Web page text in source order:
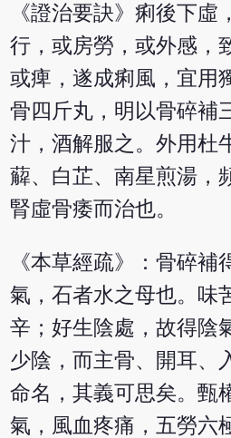
《證治要訣》痢後下虛
行，或房勞，或外感，
或痺，遂成痢風，宜用
骨四斤丸，明以骨碎補
汁，酒解服之。外用杜
薢、白芷、南星煎湯，
腎虛骨痿而治也。
《本草經疏》：骨碎補
氣，石者水之母也。味
辛；好生陰處，故得陰
少陰，而主骨、開耳、
命名，其義可思矣。甄
氣，風血疼痛，五勞六